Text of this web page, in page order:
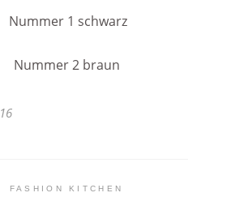
Nummer 1 schwarz
Nummer 2 braun
16
FASHION KITCHEN